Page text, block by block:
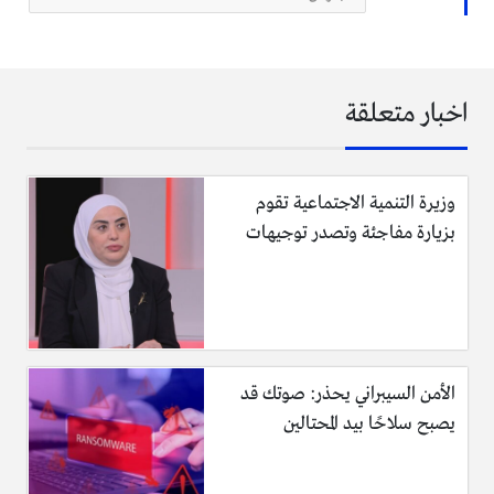
https:tansik.egypt.gov.egapplication.
اخبار متعلقة
وزيرة التنمية الاجتماعية تقوم
بزيارة مفاجئة وتصدر توجيهات
الأمن السيبراني يحذر: صوتك قد
يصبح سلاحًا بيد المحتالين